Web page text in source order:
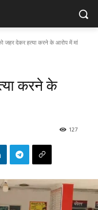
जहर देकर हत्या करने के आरोप में मां
करने के
127